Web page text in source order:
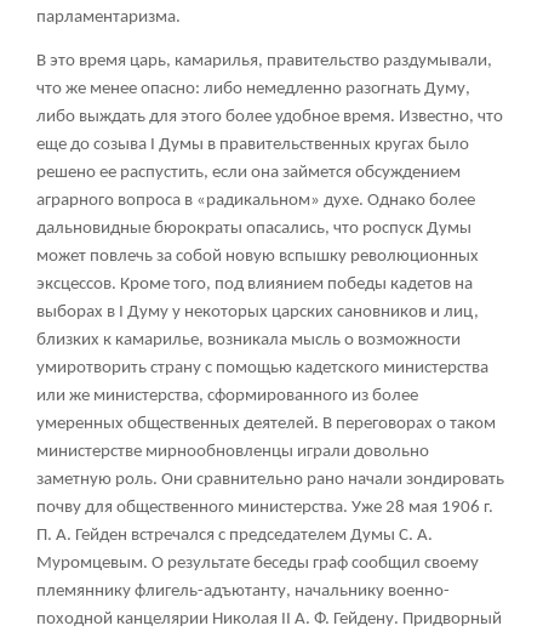
парламентаризма.
В это время царь, камарилья, правительство раздумывали,
что же менее опасно: либо немедленно разогнать Думу,
либо выждать для этого более удобное время. Известно, что
еще до созыва I Думы в правительственных кругах было
решено ее распустить, если она займется обсуждением
аграрного вопроса в «радикальном» духе. Однако более
дальновидные бюрократы опасались, что роспуск Думы
может повлечь за собой новую вспышку революционных
эксцессов. Кроме того, под влиянием победы кадетов на
выборах в I Думу у некоторых царских сановников и лиц,
близких к камарилье, возникала мысль о возможности
умиротворить страну с помощью кадетского министерства
или же министерства, сформированного из более
умеренных общественных деятелей. В переговорах о таком
министерстве мирнообновленцы играли довольно
заметную роль. Они сравнительно рано начали зондировать
почву для общественного министерства. Уже 28 мая 1906 г.
П. А. Гейден встречался с председателем Думы С. А.
Муромцевым. О результате беседы граф сообщил своему
племяннику флигель-адъютанту, начальнику военно-
походной канцелярии Николая II А. Ф. Гейдену. Придворный